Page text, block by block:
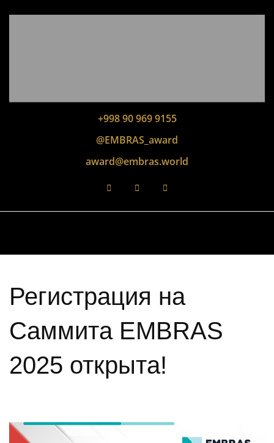
+998 90 969 9155
@EMBRAS_award
award@embras.world
Регистрация на
Саммита EMBRAS
2025 открыта!